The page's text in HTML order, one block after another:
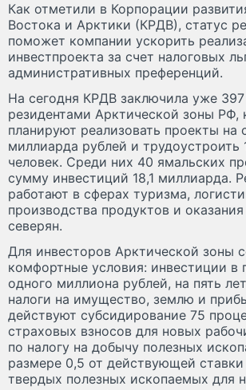
Как отметили в Корпорации
Востока и Арктики (КРДВ), статус
поможет компании ускорить
инвестпроекта за счет налоговых
административных преференций.
На сегодня КРДВ заключила уже
резидентами Арктической зоны РФ,
планируют реализовать проекты на
миллиарда рублей и трудоустроить
человек. Среди них 40 ямальских
сумму инвестиций 18,1 миллиарда.
работают в сферах туризма,
производства продуктов и оказания
северян.
Для инвесторов Арктической зоны
комфортные условия: инвестиции в
одного миллиона рублей, на пять
налоги на имущество, землю и
действуют субсидирование 75
страховых взносов для новых
по налогу на добычу полезных
размере 0,5 от действующей
твердых полезных ископаемых для